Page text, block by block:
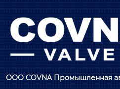
ООО COVNA Промышленная